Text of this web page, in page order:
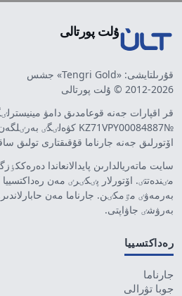
ۇلت پورتالى
قۇرىلتايشى: «Tengri Gold» جشس
2012-2026 © ۇلت پورتالى
قر اقپارات جەنە قوعامدىق دامۋ
№KZ71VPY00084887 كۋەلٸگٸ بەرٸلگەن.
اۆتورلىق جەنە جارناما قۇقىقتارى تولىق
سايت ماتەريالدارىن پايدالانعاندا
مٸندەتتٸ. اۆتورلار پٸكٸرٸ مەن
بەرمەۋٸ مٷمكٸن. جارناما مەن
بەرۋشٸ جاۋاپتى.
رەداكتسييا
جارناما
جوبا تۋرالى